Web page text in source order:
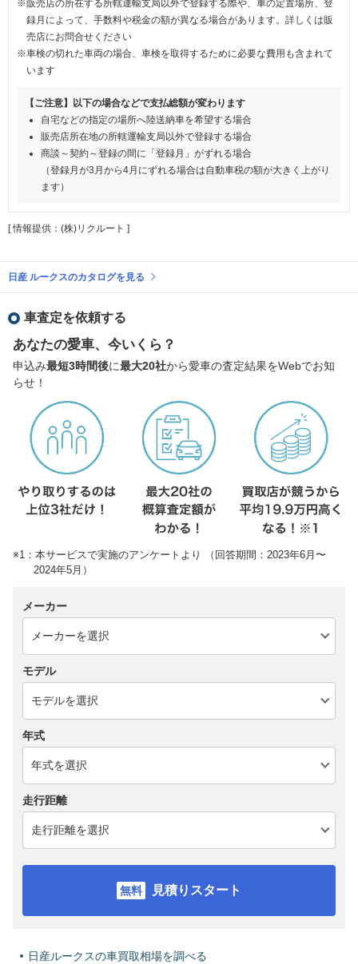
※販売店の所在する所轄運輸支局以外で登録する際や、車の定置場所、登
録月によって、手数料や税金の額が異なる場合があります。詳しくは販
売店にお問合せください
※車検の切れた車両の場合、車検を取得するために必要な費用も含まれて
います
【ご注意】以下の場合などで支払総額が変わります
自宅などの指定の場所へ陸送納車を希望する場合
販売店所在地の所轄運輸支局以外で登録する場合
商談～契約～登録の間に「登録月」がずれる場合
（登録月が3月から4月にずれる場合は自動車税の額が大きく上がり
ます）
[ 情報提供：(株)リクルート ]
日産 ルークスのカタログを見る
車査定を依頼する
あなたの愛車、今いくら？
申込み最短3時間後に最大20社から愛車の査定結果をWebでお知
らせ！
※1：本サービスで実施のアンケートより （回答期間：2023年6月〜
2024年5月）
メーカー
モデル
年式
走行距離
見積りスタート
日産ルークスの車買取相場を調べる